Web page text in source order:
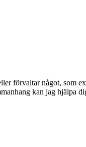
förvaltar något, som
kan jag hjälpa